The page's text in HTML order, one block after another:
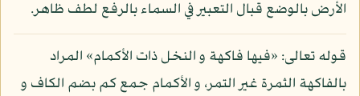
الأرض بالوضع قبال التعبير في السماء بالرفع لطف ظاهر.
قوله تعالى: «فيها فاكهة و النخل ذات الأكمام» المراد
بالفاكهة الثمرة غير التمر، و الأكمام جمع كم بضم الكاف و